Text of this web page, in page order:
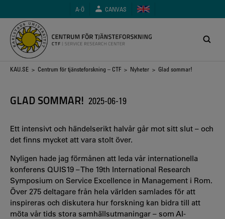
huvudinnehåll
A-Ö CANVAS
Länkstig
KAU.SE > Centrum för tjänsteforskning – CTF > Nyheter > Glad sommar!
GLAD SOMMAR! 2025-06-19
Ett intensivt och händelserikt halvår går mot sitt slut – och
det finns mycket att vara stolt över.
Nyligen hade jag förmånen att leda vår internationella
konferens QUIS19 – The 19th International Research
Symposium on Service Excellence in Management i Rom.
Över 275 deltagare från hela världen samlades för att
inspireras och diskutera hur forskning kan bidra till att
möta vår tids stora samhällsutmaningar – som AI-